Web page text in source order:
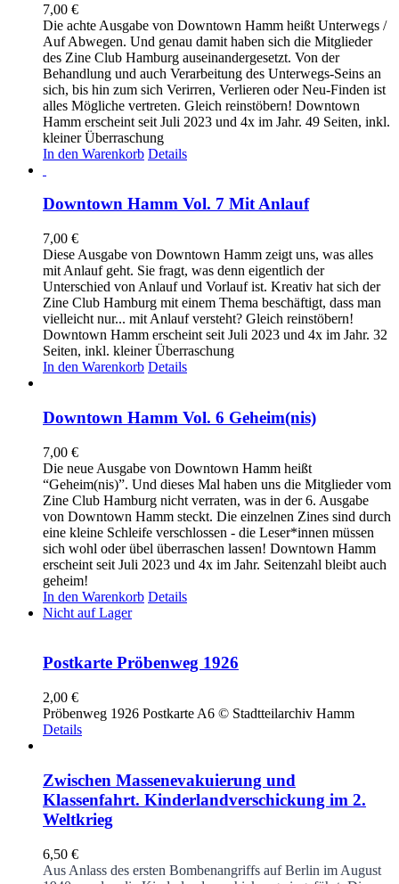
7,00 €
Die achte Ausgabe von Downtown Hamm heißt Unterwegs /
Auf Abwegen. Und genau damit haben sich die Mitglieder
des Zine Club Hamburg auseinandergesetzt. Von der
Behandlung und auch Verarbeitung des Unterwegs-Seins an
sich, bis hin zum sich Verirren, Verlieren oder Neu-Finden ist
alles Mögliche vertreten. Gleich reinstöbern! Downtown
Hamm erscheint seit Juli 2023 und 4x im Jahr. 49 Seiten, inkl.
kleiner Überraschung
In den Warenkorb Details
Downtown Hamm Vol. 7 Mit Anlauf
7,00 €
Diese Ausgabe von Downtown Hamm zeigt uns, was alles
mit Anlauf geht. Sie fragt, was denn eigentlich der
Unterschied von Anlauf und Vorlauf ist. Kreativ hat sich der
Zine Club Hamburg mit einem Thema beschäftigt, dass man
vielleicht nur... mit Anlauf versteht? Gleich reinstöbern!
Downtown Hamm erscheint seit Juli 2023 und 4x im Jahr. 32
Seiten, inkl. kleiner Überraschung
In den Warenkorb Details
Downtown Hamm Vol. 6 Geheim(nis)
7,00 €
Die neue Ausgabe von Downtown Hamm heißt
“Geheim(nis)”. Und dieses Mal haben uns die Mitglieder vom
Zine Club Hamburg nicht verraten, was in der 6. Ausgabe
von Downtown Hamm steckt. Die einzelnen Zines sind durch
eine kleine Schleife verschlossen - die Leser*innen müssen
sich wohl oder übel überraschen lassen! Downtown Hamm
erscheint seit Juli 2023 und 4x im Jahr. Seitenzahl bleibt auch
geheim!
In den Warenkorb Details
Nicht auf Lager
Postkarte Pröbenweg 1926
2,00 €
Pröbenweg 1926 Postkarte A6 © Stadtteilarchiv Hamm
Details
Zwischen Massenevakuierung und
Klassenfahrt. Kinderlandverschickung im 2.
Weltkrieg
6,50 €
Aus Anlass des ersten Bombenangriffs auf Berlin im August